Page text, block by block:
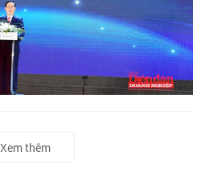
Xem thêm